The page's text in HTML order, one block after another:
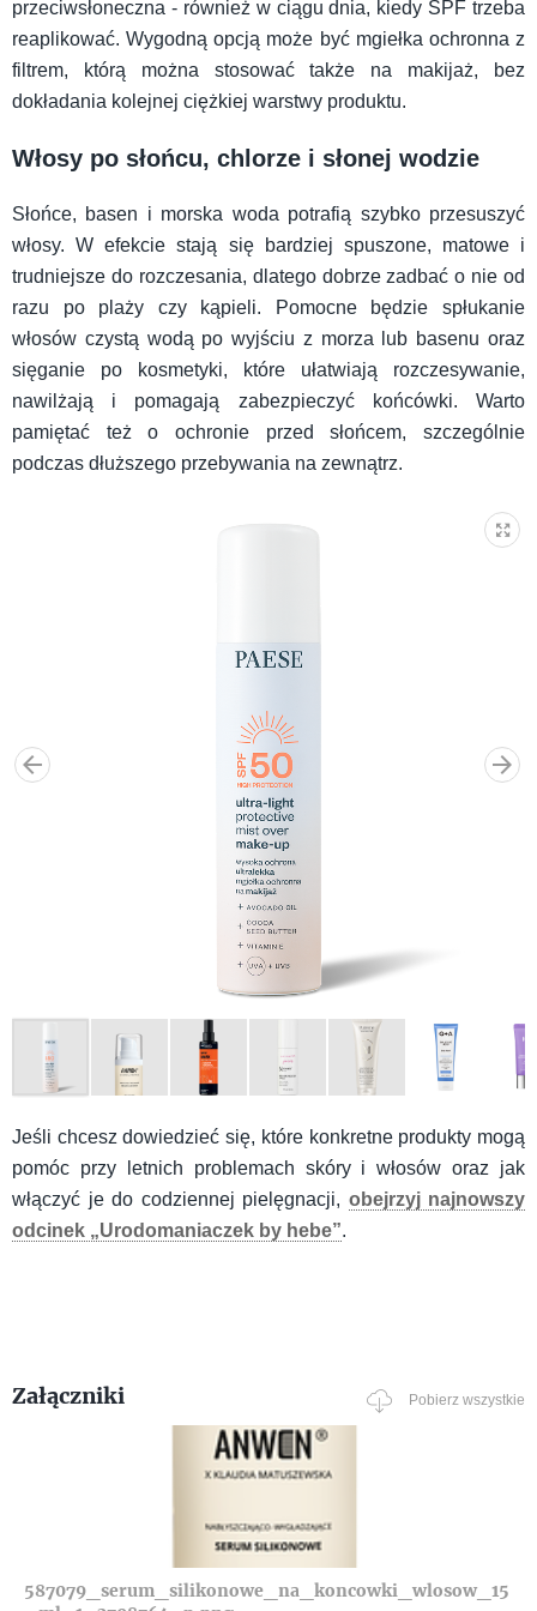
przeciwsłoneczna - również w ciągu dnia, kiedy SPF trzeba
reaplikować. Wygodną opcją może być mgiełka ochronna z
filtrem, którą można stosować także na makijaż, bez
dokładania kolejnej ciężkiej warstwy produktu.
Włosy po słońcu, chlorze i słonej wodzie
Słońce, basen i morska woda potrafią szybko przesuszyć
włosy. W efekcie stają się bardziej spuszone, matowe i
trudniejsze do rozczesania, dlatego dobrze zadbać o nie od
razu po plaży czy kąpieli. Pomocne będzie spłukanie
włosów czystą wodą po wyjściu z morza lub basenu oraz
sięganie po kosmetyki, które ułatwiają rozczesywanie,
nawilżają i pomagają zabezpieczyć końcówki. Warto
pamiętać też o ochronie przed słońcem, szczególnie
podczas dłuższego przebywania na zewnątrz.
Jeśli chcesz dowiedzieć się, które konkretne produkty mogą
pomóc przy letnich problemach skóry i włosów oraz jak
włączyć je do codziennej pielęgnacji, obejrzyj najnowszy
odcinek „Urodomaniaczek by hebe”.
Załączniki Pobierz wszystkie
587079_serum_silikonowe_na_koncowki_wlosow_15